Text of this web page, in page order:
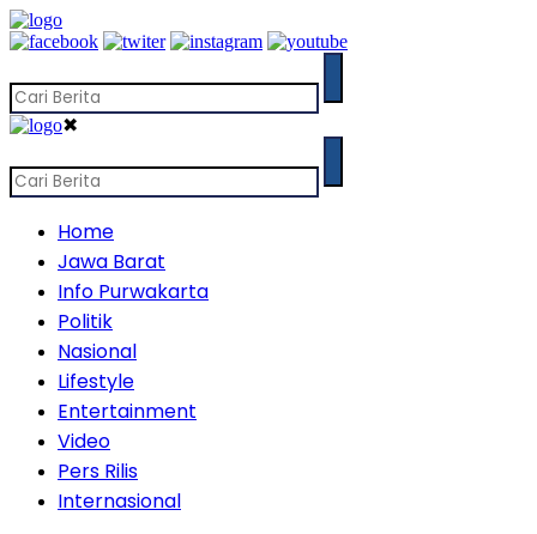
✖
Home
Jawa Barat
Info Purwakarta
Politik
Nasional
Lifestyle
Entertainment
Video
Pers Rilis
Internasional